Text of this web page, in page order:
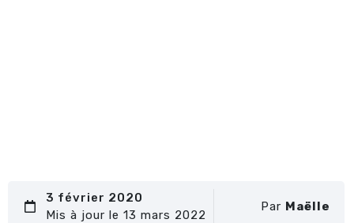
3 février 2020
Mis à jour le 13 mars 2022
Par Maëlle